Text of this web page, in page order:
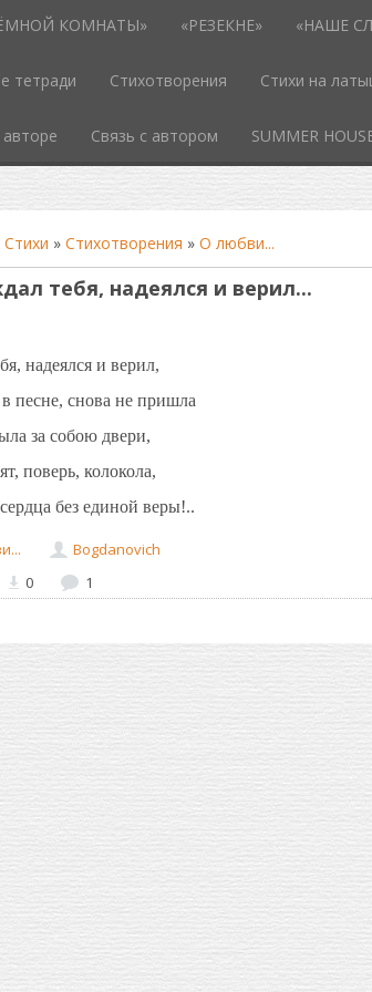
КОМНАТЫ» «РЕЗЕКНЕ» «НАШЕ
тетради Стихотворения Стихи на
Связь с автором SUMMER
Стихи » Стихотворения » О любви...
тебя, надеялся и верил...
надеялся и верил,
песне, снова не пришла
за собою двери,
поверь, колокола,
без единой веры!..
Bogdanovich
0 1